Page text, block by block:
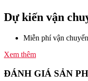
Dự kiến vận
Miễn phí vận
Xem thêm
ĐÁNH GIÁ SẢN